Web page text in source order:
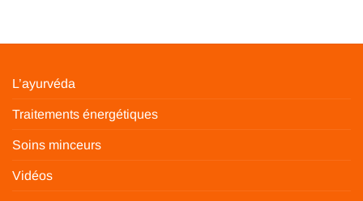
L’ayurvéda
Traitements énergétiques
Soins minceurs
Vidéos